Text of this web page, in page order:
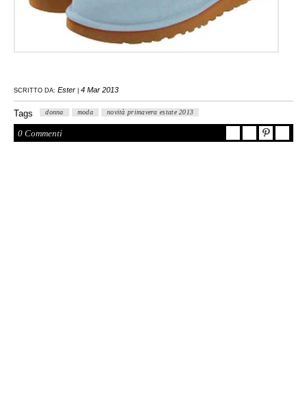
SCRITTO DA: Ester 4 Mar 2013
Tags donna moda novità primavera estate 2013
0 Commenti